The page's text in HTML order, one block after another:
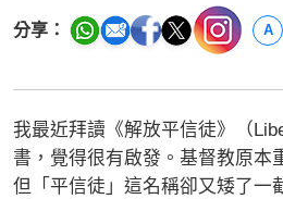
分享： A
我最近拜讀《解放平信徒》（
書，覺得很有啟發。基督教原本
但「平信徒」這名稱卻又矮了一